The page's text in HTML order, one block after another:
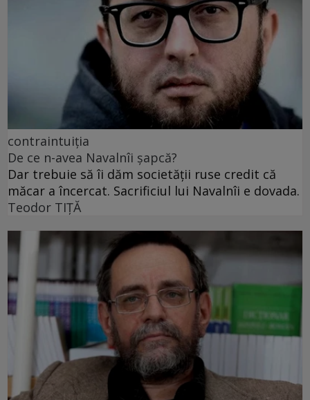
contraintuiția
De ce n-avea Navalnîi șapcă?
Dar trebuie să îi dăm societății ruse credit că
măcar a încercat. Sacrificiul lui Navalnîi e dovada.
Teodor TIŢĂ